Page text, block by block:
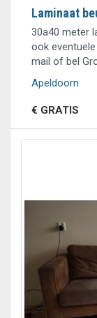
Laminaat
30a40 meter
ook
mail of bel
Apeldoorn
€ GRATIS